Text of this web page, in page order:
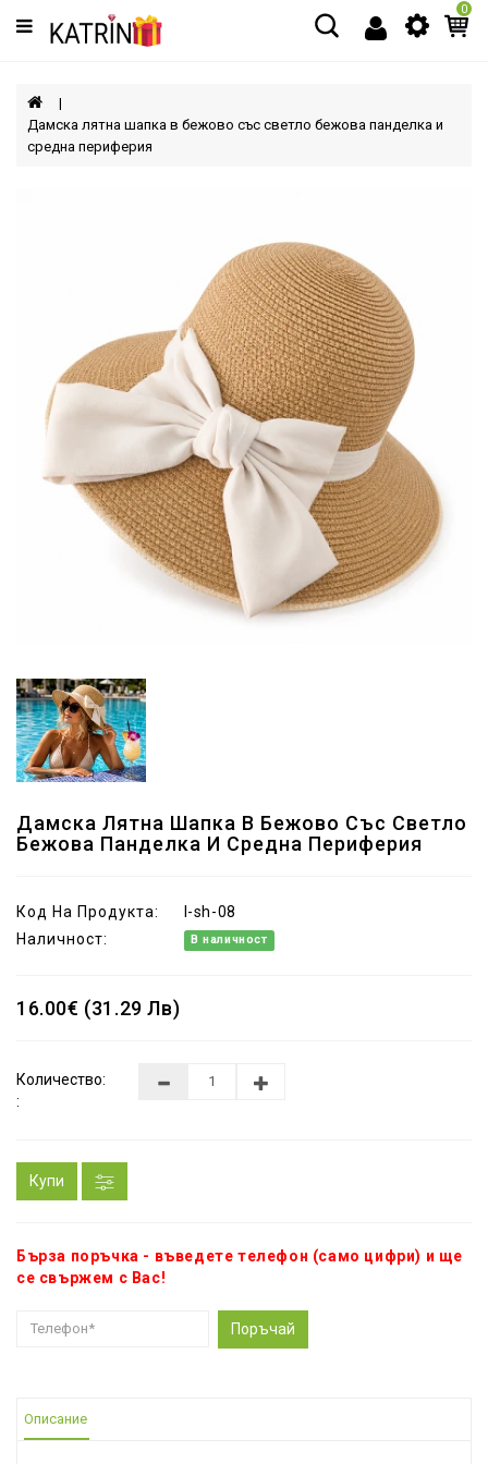
Категории
МЪЖЕ
ЖЕНИ
0
Дамска лятна шапка в бежово със светло бежова панделка и
средна периферия
Дамска Лятна Шапка В Бежово Със Светло
Бежова Панделка И Средна Периферия
Код На Продукта:
l-sh-08
Наличност:
В наличност
16.00€ (31.29 Лв)
Количество:
:
Купи
Бърза поръчка - въведете телефон (само цифри) и ще
се свържем с Вас!
Поръчай
Описание